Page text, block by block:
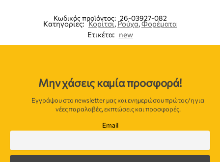
Κωδικός προϊόντος: 26-03927-082
Κατηγορίες: Κορίτσι, Ρούχα,Φορέματα
Ετικέτα: new
Μην χάσεις καμία προσφορά!
Εγγράψου στο newsletter μας και ενημερώσου πρώτος/η για
νέες παραλαβές, εκπτώσεις και προσφορές.
Email